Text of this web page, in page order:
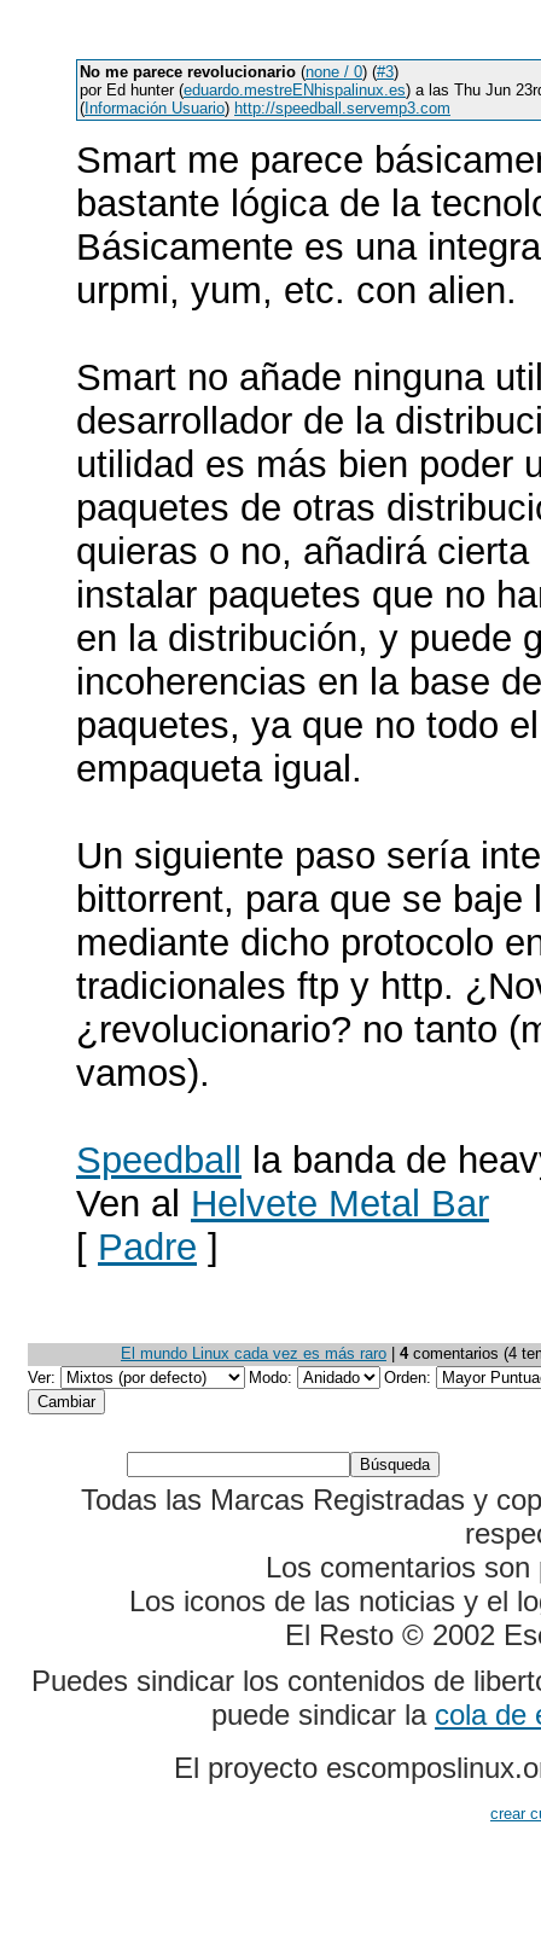
No me parece revolucionario (none / 0) (#3)
por Ed hunter (eduardo.mestreENhispalinux.es) a las Thu Jun
( Información Usuario) http://speedball.servemp3.com
Smart me parece
bastante lógica de la
Básicamente es una
urpmi, yum, etc. con alien.
Smart no añade ninguna
desarrollador de la
utilidad es más bien poder
paquetes de otras
quieras o no, añadirá
instalar paquetes que no
en la distribución, y puede
incoherencias en la base
paquetes, ya que no todo
empaqueta igual.
Un siguiente paso sería
bittorrent, para que se baje
mediante dicho protocolo
tradicionales ftp y http.
¿revolucionario? no tanto
vamos).
Speedball
la banda de
Ven al Helvete Metal Bar
[ Padre ]
El mundo Linux cada vez es más raro 4comentarios (4
Ver:
Modo: Orden:
Todas las Marcas Registradas y
Los comentarios
Los iconos de las noticias y el
El Resto © 2002
Puedes sindicar los contenidos de
puede sindicar la cola de
El proyecto
crear